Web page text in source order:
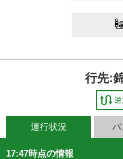
行先:
運行状況 バ
17:47時点の情報